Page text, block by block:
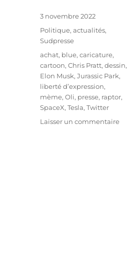
Publié
3 novembre 2022
Catégories
Politique, actualités,
Sudpresse
Étiquettes
achat, blue,caricature,
cartoon,Chris Pratt,dessin,
Elon Musk,Jurassic Park,
liberté d’expression,
mème,Oli, presse, raptor,
SpaceX,Tesla,Twitter
Laisser un commentairesur